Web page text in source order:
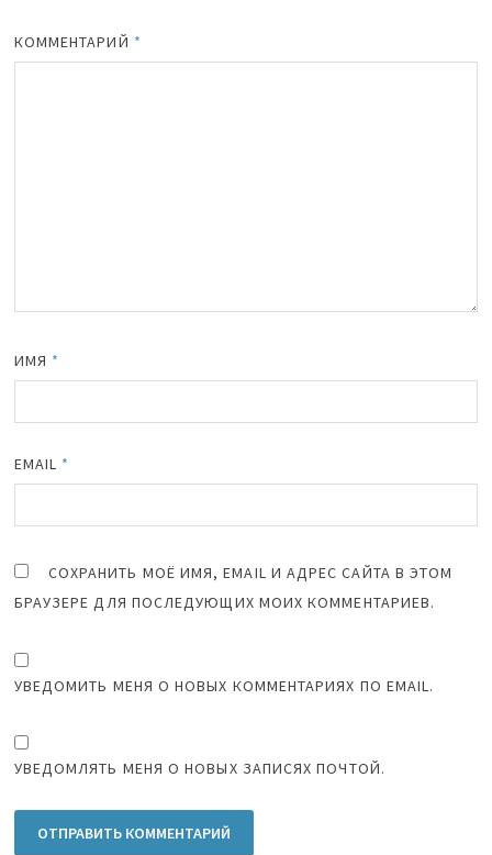
КОММЕНТАРИЙ *
ИМЯ *
EMAIL *
СОХРАНИТЬ МОЁ ИМЯ, EMAIL И АДРЕС САЙТА В ЭТОМ
БРАУЗЕРЕ ДЛЯ ПОСЛЕДУЮЩИХ МОИХ КОММЕНТАРИЕВ.
УВЕДОМИТЬ МЕНЯ О НОВЫХ КОММЕНТАРИЯХ ПО EMAIL.
УВЕДОМЛЯТЬ МЕНЯ О НОВЫХ ЗАПИСЯХ ПОЧТОЙ.